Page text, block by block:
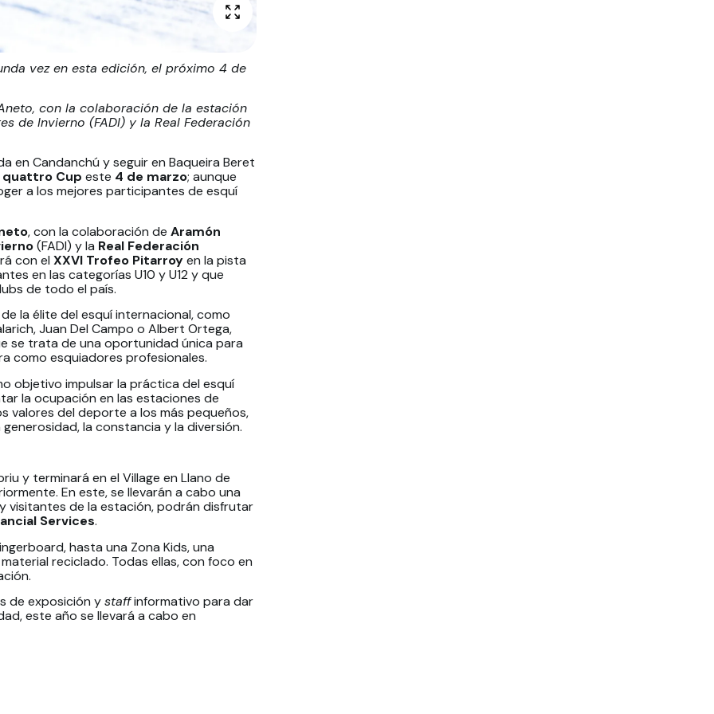
vez en esta edición, el próximo 4 de
con la colaboración de la estación
de Invierno (FADI) y la Real Federación
en Candanchú y seguir en Baqueira Beret
quattro Cup este 4 de marzo; aunque
a los mejores participantes de esquí
, con la colaboración de Aramón
(FADI) y la Real Federación
con el XXVI Trofeo Pitarroyen la pista
en las categorías U10 y U12 y que
de todo el país.
la élite del esquí internacional, como
Juan Del Campo o Albert Ortega,
se trata de una oportunidad única para
como esquiadores profesionales.
objetivo impulsar la práctica del esquí
la ocupación en las estaciones de
valores del deporte a los más pequeños,
la constancia y la diversión.
y terminará en el Village en Llano de
En este, se llevarán a cabo una
visitantes de la estación, podrán disfrutar
Services.
hasta una Zona Kids, una
reciclado. Todas ellas, con foco en
de exposición ystaffinformativo para dar
este año se llevará a cabo en